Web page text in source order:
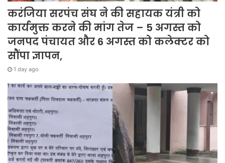
करंजिया सरपंच संघ ने की सहायक यंत्री को
कार्यमुक्त करने की मांग तेज – 5 अगस्त को
जनपद पंचायत और 6 अगस्त को कलेक्टर को
सौंपा ज्ञापन,
1 day ago